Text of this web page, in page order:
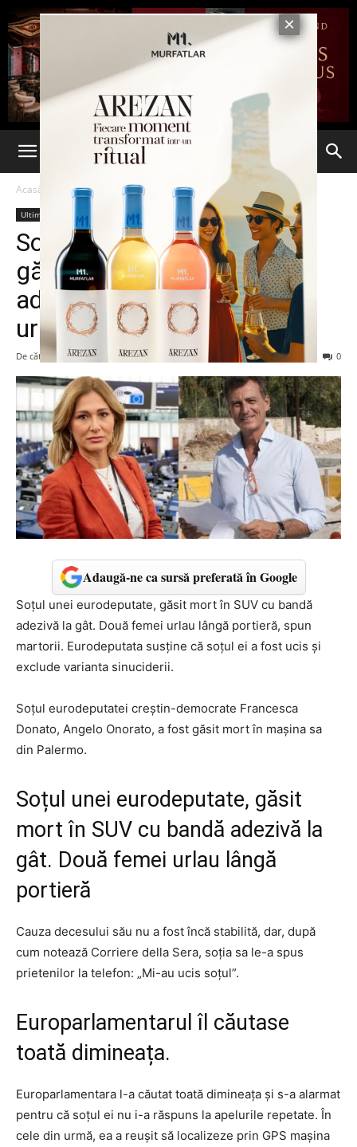
Acasă Ultima oră
Ultima oră
Soțul unei eurodeputate,
găsit mort în SUV cu bandă
adezivă la gât. Două femei
urlau lângă portieră
De către Eva MIRON 26 mai 2024 0
Adaugă-ne ca sursă preferată în Google
Soțul unei eurodeputate, găsit mort în SUV cu bandă
adezivă la gât. Două femei urlau lângă portieră, spun
martorii. Eurodeputata susține că soțul ei a fost ucis și
exclude varianta sinuciderii.
Soțul eurodeputatei creștin-democrate Francesca
Donato, Angelo Onorato, a fost găsit mort în mașina sa
din Palermo.
Soțul unei eurodeputate, găsit
mort în SUV cu bandă adezivă la
gât. Două femei urlau lângă
portieră
Cauza decesului său nu a fost încă stabilită, dar, după
cum notează Corriere della Sera, soția sa le-a spus
prietenilor la telefon: „Mi-au ucis soțul”.
Europarlamentarul îl căutase
toată dimineața.
Europarlamentara l-a căutat toată dimineața și s-a alarmat
pentru că soțul ei nu i-a răspuns la apelurile repetate. În
cele din urmă, ea a reușit să localizeze prin GPS mașina